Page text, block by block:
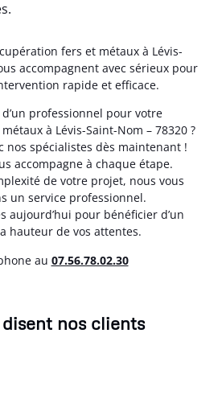
fers et métaux à Lévis-
accompagnent avec sérieux pour
rapide et efficace.
professionnel pour votre
à Lévis-Saint-Nom – 78320 ?
nos spécialistes dès maintenant !
accompagne à chaque étape.
de votre projet, nous vous
un service professionnel.
aujourd’hui pour bénéficier d’un
hauteur de vos attentes.
au 07.56.78.02.30
nos clients